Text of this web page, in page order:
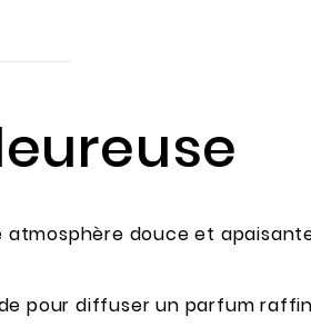
atmosphère douce et
pour diffuser un parfum